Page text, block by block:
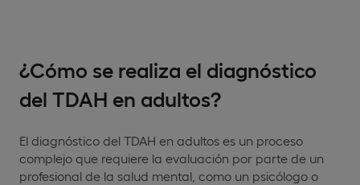
¿Cómo se realiza el diagnóstico
del TDAH en adultos?
El diagnóstico del TDAH en adultos es un proceso
complejo que requiere la evaluación por parte de un
profesional de la salud mental, como un psicólogo o